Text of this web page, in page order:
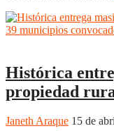
Histórica
propiedad
Janeth Araque 15 de